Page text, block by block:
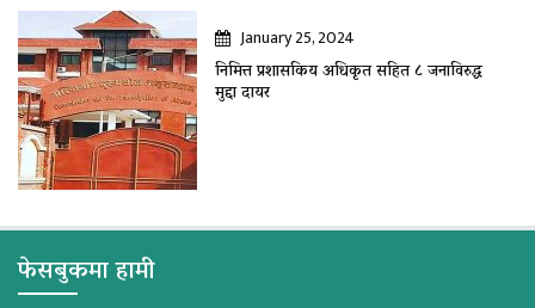
January 25, 2024
निमित्त प्रशासकिय अधिकृत सहित ८ जनाविरुद्ध
मुद्दा दायर
फेसबुकमा हामी